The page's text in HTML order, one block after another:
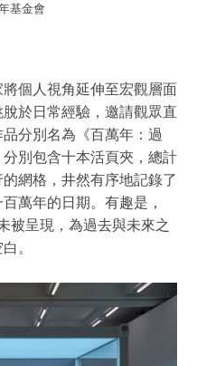
基金會
個人視角延伸至宏觀層面
於日常經驗，邀請觀眾直
分別名為《百萬年：過
別包含十本活頁夾，總計
網格，井然有序地記錄了
萬年的日期。有趣是，
被呈現，為過去與未來之
。